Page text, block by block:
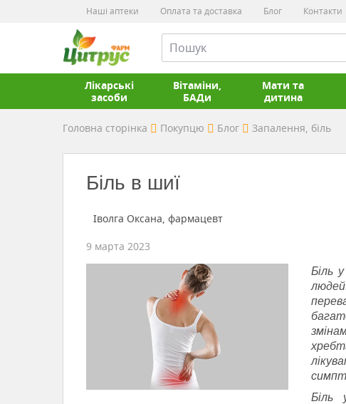
Наші аптеки Оплата та доставка Блог Контакти
Лікарські
засоби
Вітаміни,
БАДи
Мати та
дитина
Головна сторінка Покупцю Блог Запалення, біль
Біль в шиї
Іволга Оксана, фармацевт
9 марта 2023
Біль
Біль